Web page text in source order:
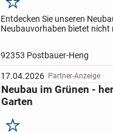
Merken
Entdecken Sie unseren
Neubauvorhaben bietet
92353 Postbauer-Heng
17.04.2026 Partner-Anzeige
Neubau im Grünen -
Garten
Merken